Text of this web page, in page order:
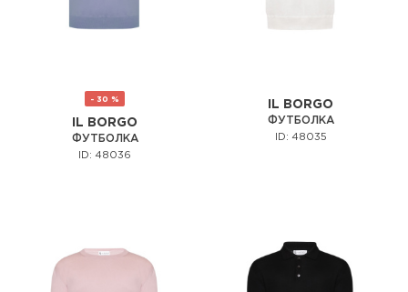
- 30 %
IL BORGO
ФУТБОЛКА
ID: 48036
IL BORGO
ФУТБОЛКА
ID: 48035